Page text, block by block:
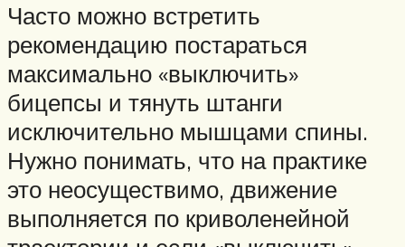
Часто можно встретить
рекомендацию постараться
максимально «выключить»
бицепсы и тянуть штанги
исключительно мышцами спины.
Нужно понимать, что на практике
это неосуществимо, движение
выполняется по криволенейной